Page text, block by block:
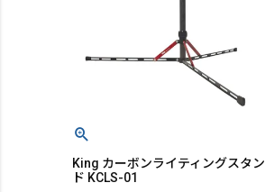
King カーボンライティングスタン
ド KCLS-01